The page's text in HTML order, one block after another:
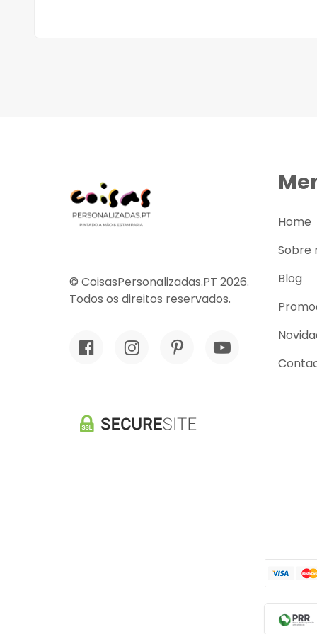
© CoisasPersonalizadas.PT 2026.
Todos os direitos reservados.
Home
Sobre
Blog